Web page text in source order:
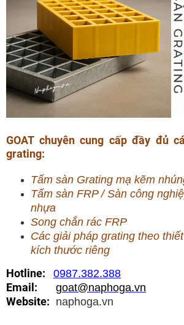
GOAT chuyên cung cấp đầy đủ
grating:
Tấm sàn Grating mạ kẽm
Tấm sàn FRP / Sàn công
nhựa
Song chắn rác FRP
Các giải pháp grating theo
kích thước riêng
Hotline: 0987.382.388
Email: goat@naphoga.vn
Website: naphoga.vn